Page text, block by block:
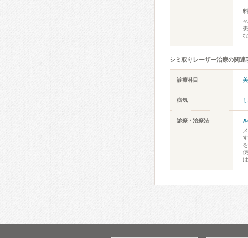
≪
シミ取りレーザー治療の関連
診療科目
病気
診療・治療法